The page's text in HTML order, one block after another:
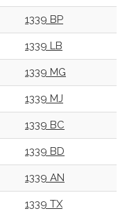
1339 BP
1339 LB
1339 MG
1339 MJ
1339 BC
1339 BD
1339 AN
1339 TX